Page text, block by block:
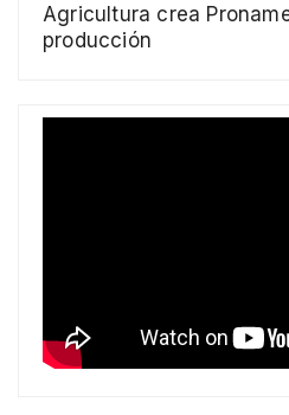
Agricultura crea
producción